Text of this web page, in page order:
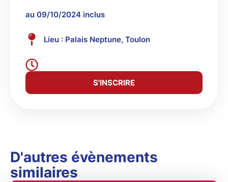
au 09/10/2024 inclus
Lieu : Palais Neptune, Toulon
S'INSCRIRE
D'autres évènements
similaires